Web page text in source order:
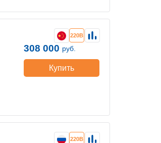
220В
308 000 руб.
Купить
220В